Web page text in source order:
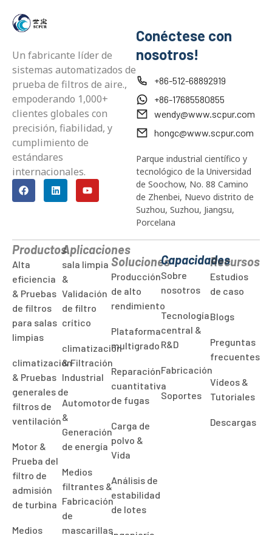
Un fabricante líder de
sistemas automatizados de
prueba de filtros de aire.,
empoderando 1,000+
clientes globales con
precisión, fiabilidad, y
cumplimiento de
estándares
internacionales.
Conéctese con
nosotros!
+86-512-68892919
+86-17685580855
wendy@www.scpur.com
hongc@www.scpur.com
Parque industrial científico y
tecnológico de la Universidad
de Soochow, No. 88 Camino
de Zhenbei, Nuevo distrito de
Suzhou, Suzhou, Jiangsu,
Porcelana
Productos
Alta
eficiencia
& Pruebas
de filtros
para salas
limpias
climatización
& Pruebas
generales de
filtros de
ventilación
Motor &
Prueba del
filtro de
admisión
de turbina
Medios
Aplicaciones
sala limpia
&
Validación
de filtro
crítico
climatización
& Filtración
Industrial
Automotor
&
Generación
de energía
Medios
filtrantes &
Fabricación
de
mascarillas
Soluciones
Producción
de alto
rendimiento
Plataforma
multigrado
Reparación
cuantitativa
de fugas
Carga de
polvo &
Vida
Análisis de
estabilidad
de lotes
Capacidades
Sobre
nosotros
Tecnología
central &
R&D
Fabricación
Soportes
Recursos
Estudios
de caso
Blogs
Preguntas
frecuentes
Vídeos &
Tutoriales
Descargas